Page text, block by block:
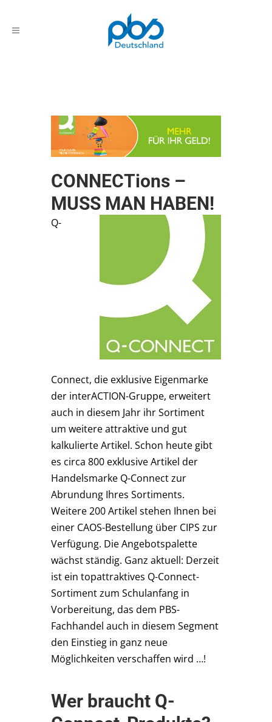
CONNECTions –
MUSS MAN HABEN!
Q-
Connect, die exklusive Eigenmarke
der interACTION-Gruppe, erweitert
auch in diesem Jahr ihr Sortiment
um weitere attraktive und gut
kalkulierte Artikel. Schon heute gibt
es circa 800 exklusive Artikel der
Handelsmarke Q-Connect zur
Abrundung Ihres Sortiments.
Weitere 200 Artikel stehen Ihnen bei
einer CAOS-Bestellung über CIPS zur
Verfügung. Die Angebotspalette
wächst ständig. Ganz aktuell: Derzeit
ist ein topattraktives Q-Connect-
Sortiment zum Schulanfang in
Vorbereitung, das dem PBS-
Fachhandel auch in diesem Segment
den Einstieg in ganz neue
Möglichkeiten verschaffen wird …!
Wer braucht Q-